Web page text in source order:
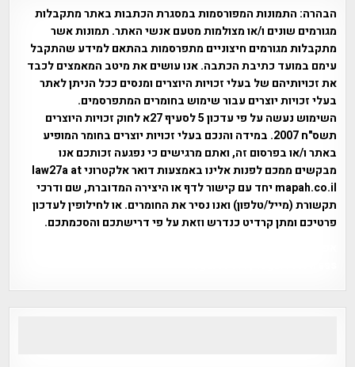
הבהרה: התמונות המפורסמות במסגרת הכתבות באתר מתקבלות
מגורמים שונים ו/או מצולמות מטעם אנשי האתר. תמונות אשר
מתקבלות מגורמים חיצוניים מתפרסמות בהתאם למידע שהתקבל
עימם במועד כתיבת הכתבה. אנו עושים את מיטב המאמצים לכבד
את זכויותיהם של בעלי זכויות היוצרים ומנסים ככל הניתן לאתר
בעלי זכויות יוצרים עבור שימוש בחומרים המתפרסמים.
השימוש נעשה על פי עדכון 5 לסעיף 27א לחוק זכויות היוצרים
תשס"ח 2007. במידה והנכם בעלי זכויות יוצרים בחומר המופיע
באתר ו/או בפרסום זה, ואתם מרגישים כי נפגעה זכותכם אנו
מבקשים ממכם לפנות אלינו באמצעות דואר אלקטרוני law27a at
mapah.co.il יחד עם קישור לדף או היצירה המדוברת, שם ודרכי
תקשורת (מייל/טלפון) ואנו נסיר את החומרים. או לחילופין לעדכון
פרטיכם ומתן קרדיט כנדרש וזאת על פי דרישתכם והסכמתכם.